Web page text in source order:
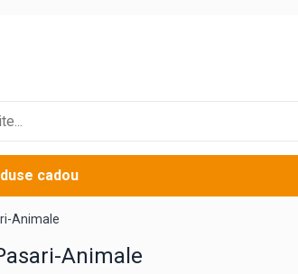
cadou
Animale
Animale